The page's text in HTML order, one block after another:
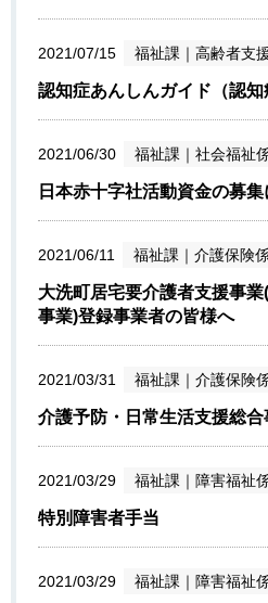
2021/07/15 福祉課 ｜ 高齢者支
認知症あんしんガイド（認知
2021/06/30 福祉課 ｜ 社会福祉
日本赤十字社活動資金の募
2021/06/11 福祉課 ｜ 介護保険
大洗町居宅要介護者支援事
事業)登録事業者の皆様へ
2021/03/31 福祉課 ｜ 介護保険
介護予防・日常生活支援総合
2021/03/29 福祉課 ｜ 障害福祉
特別障害者手当
2021/03/29 福祉課 ｜ 障害福祉